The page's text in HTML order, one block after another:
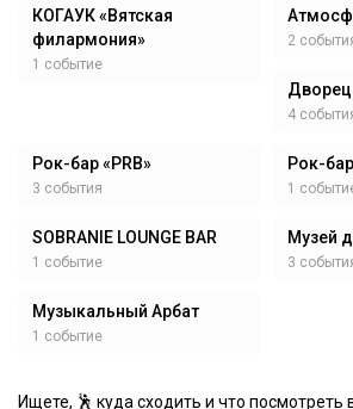
КОГАУК «Вятская
филармония»
1 событие
2
4
Рок-бар «PRB»
3 события
Рок-
1
SOBRANIE LOUNGE BAR
1 событие
Музей
3
Музыкальный Арбат
1 событие
Ищете, 🕺 куда сходить и что посмотреть